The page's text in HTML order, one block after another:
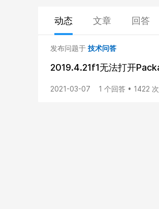
动态 文章 回答
发布问题于 技术问答
2019.4.21f1无法打开
2021-03-07 1 个回答 • 1422